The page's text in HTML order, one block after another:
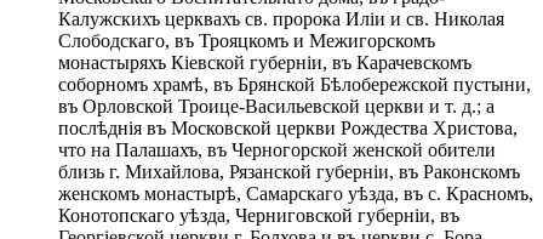
Калужскихъ церквахъ св. пророка Иліи и св. Николая
Слободскаго, въ Трояцкомъ и Межигорскомъ
монастыряхъ Кіевской губерніи, въ Карачевскомъ
соборномъ храмѣ, въ Брянской Бѣлобережской пустыни,
въ Орловской Троице-Васильевской церкви и т. д.; а
послѣднія въ Московской церкви Рождества Христова,
что на Палашахъ, въ Черногорской женской обители
близь г. Михайлова, Рязанской губерніи, въ Раконскомъ
женскомъ монастырѣ, Самарскаго уѣзда, въ с. Красномъ,
Конотопскаго уѣзда, Черниговской губерніи, въ